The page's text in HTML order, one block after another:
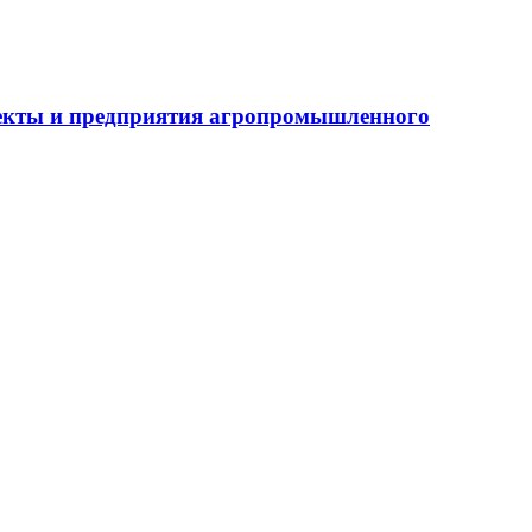
и предприятия агропромышленного